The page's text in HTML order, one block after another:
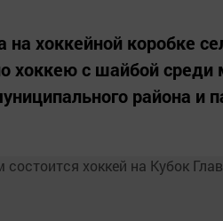
на хоккейной коробке
хоккею с шайбой
района и